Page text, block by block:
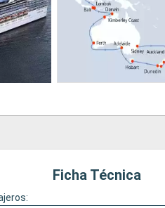
Ficha Técnica